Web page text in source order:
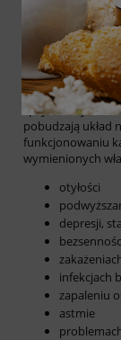
Samo to, że
sprawia, że
Ta niesamowita
prozdrowotne, a
na organizm
i psychicznym.
pobudzają układ
funkcjonowaniu
wymienionych
otyłości
depresji,
infekcjach
zapaleniu
astmie